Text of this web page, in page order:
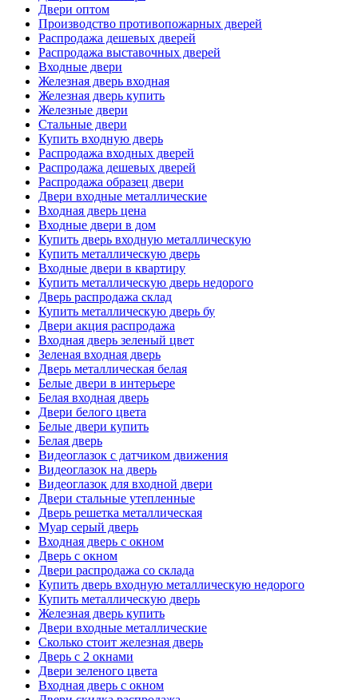
Двери оптом
Производство противопожарных дверей
Распродажа дешевых дверей
Распродажа выставочных дверей
Входные двери
Железная дверь входная
Железная дверь купить
Железные двери
Стальные двери
Купить входную дверь
Распродажа входных дверей
Распродажа дешевых дверей
Распродажа образец двери
Двери входные металлические
Входная дверь цена
Входные двери в дом
Купить дверь входную металлическую
Купить металлическую дверь
Входные двери в квартиру
Купить металлическую дверь недорого
Дверь распродажа склад
Купить металлическую дверь бу
Двери акция распродажа
Входная дверь зеленый цвет
Зеленая входная дверь
Дверь металлическая белая
Белые двери в интерьере
Белая входная дверь
Двери белого цвета
Белые двери купить
Белая дверь
Видеоглазок с датчиком движения
Видеоглазок на дверь
Видеоглазок для входной двери
Двери стальные утепленные
Дверь решетка металлическая
Муар серый дверь
Входная дверь с окном
Дверь с окном
Двери распродажа со склада
Купить дверь входную металлическую недорого
Купить металлическую дверь
Железная дверь купить
Двери входные металлические
Сколько стоит железная дверь
Дверь с 2 окнами
Двери зеленого цвета
Входная дверь с окном